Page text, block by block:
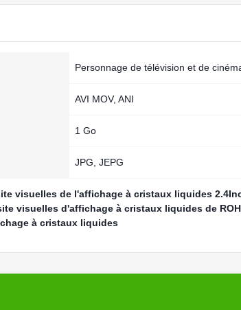
Personnage de télévision et de
AVI MOV, ANI
1 Go
JPG, JEPG
visuelles de l'affichage à cristaux liquides
visuelles d'affichage à cristaux liquides de
à cristaux liquides